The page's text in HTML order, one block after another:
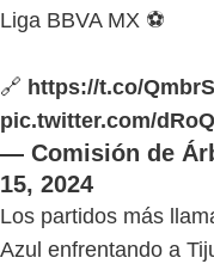
Liga BBVA MX ⚽️
🔗 https://t.co/
pic.twitter.com/
— Comisión de
15, 2024
Los partidos más
Azul enfrentando a